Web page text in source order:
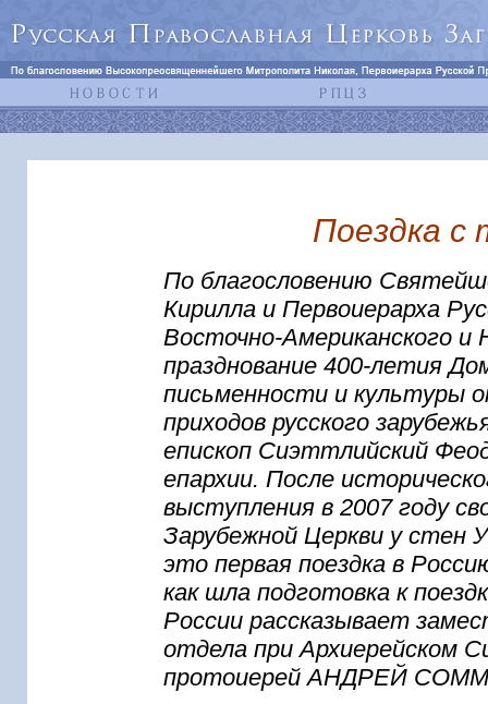
Поездка с
По благословению
Кирилла и Первоиерарха
Восточно-Американского и
празднование 400-летия
письменности и культуры
приходов русского
епископ Сиэттлийский
епархии. После
выступления в 2007 году
Зарубежной Церкви у стен
это первая поездка в
как шла подготовка к
России рассказывает
отдела при Архиерейском
протоиерей АНДРЕЙ